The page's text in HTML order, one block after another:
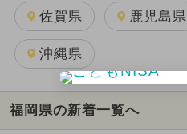
佐賀県 鹿児島県
沖縄県
福岡県の新着一覧へ